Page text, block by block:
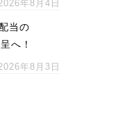
年8月4日
当の
へ！
年8月3日